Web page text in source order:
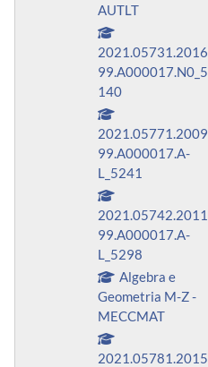
AUTLT
2021.05731.2016.
99.A000017.N0_5
140
2021.05771.2009.
99.A000017.A-
L_5241
2021.05742.2011.
99.A000017.A-
L_5298
Algebra e
Geometria M-Z -
MECCMAT
2021.05781.2015.